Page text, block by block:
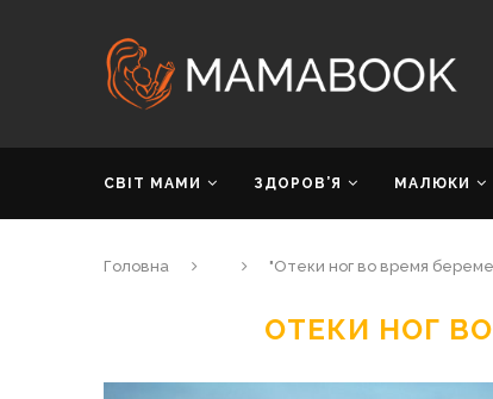
СВІТ МАМИ ЗДОРОВ’Я МАЛЮКИ
Головна "Отеки ног во время
ОТЕКИ НОГ